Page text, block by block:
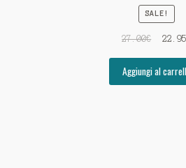
SALE!
27.00€ 22.95
Aggiungi al